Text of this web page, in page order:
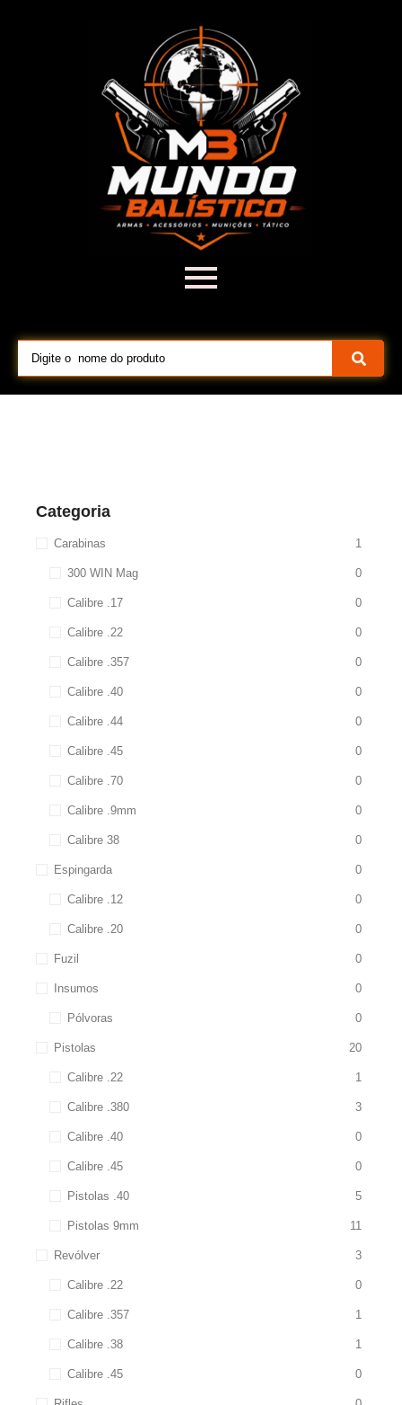
Categoria
Carabinas 1
300 WIN Mag 0
Calibre .17 0
Calibre .22 0
Calibre .357 0
Calibre .40 0
Calibre .44 0
Calibre .45 0
Calibre .70 0
Calibre .9mm 0
Calibre 38 0
Espingarda 0
Calibre .12 0
Calibre .20 0
Fuzil 0
Insumos 0
Pólvoras 0
Pistolas 20
Calibre .22 1
Calibre .380 3
Calibre .40 0
Calibre .45 0
Pistolas .40 5
Pistolas 9mm 11
Revólver 3
Calibre .22 0
Calibre .357 1
Calibre .38 1
Calibre .45 0